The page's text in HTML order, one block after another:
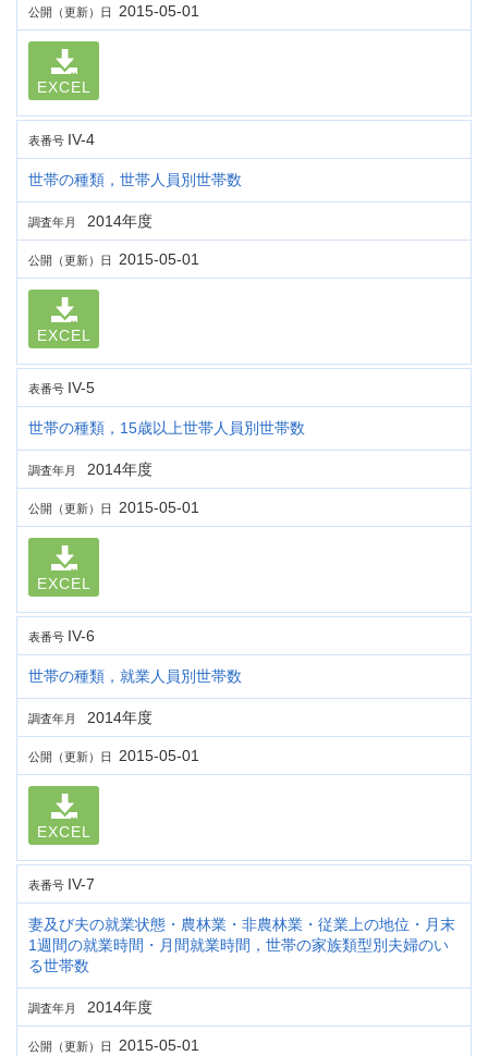
公開（更新）日 2015-05-01
EXCEL
表番号 IV-4
世帯の種類，世帯人員別世帯数
調査年月 2014年度
公開（更新）日 2015-05-01
EXCEL
表番号 IV-5
世帯の種類，15歳以上世帯人員別世帯数
調査年月 2014年度
公開（更新）日 2015-05-01
EXCEL
表番号 IV-6
世帯の種類，就業人員別世帯数
調査年月 2014年度
公開（更新）日 2015-05-01
EXCEL
表番号 IV-7
妻及び夫の就業状態・農林業・非農林業・従業上の地位・月末
1週間の就業時間・月間就業時間，世帯の家族類型別夫婦のい
る世帯数
調査年月 2014年度
公開（更新）日 2015-05-01